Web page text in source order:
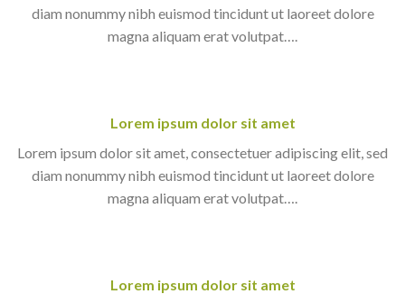
diam nonummy nibh euismod tincidunt ut laoreet dolore
magna aliquam erat volutpat….
Lorem ipsum dolor sit amet
Lorem ipsum dolor sit amet, consectetuer adipiscing elit, sed
diam nonummy nibh euismod tincidunt ut laoreet dolore
magna aliquam erat volutpat….
Lorem ipsum dolor sit amet